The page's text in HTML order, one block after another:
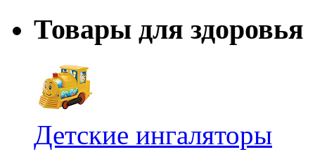
Товары для здоровья
Детские ингаляторы